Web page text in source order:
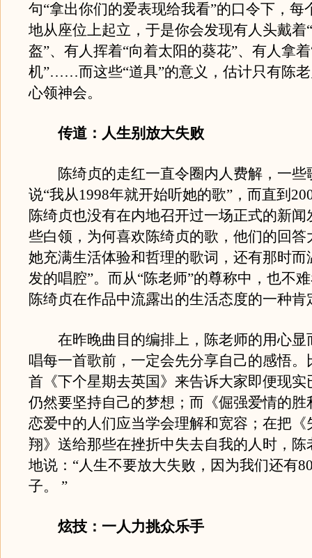
句“拿出你们的爱表现给我看”的口令下，每
地从座位上起立，于是你会发现有人头戴着
盔”、有人挥着“向着太阳的葵花”、有人拿
机”……而这些“道具”的意义，估计只有陈
心领神会。
传道：人生别放大失败
陈绮贞的走红一直令圈内人费解，一些
说“我从1998年就开始听她的歌”，而直到
陈绮贞也没有在内地召开过一场正式的新闻
些白领，为何喜欢陈绮贞的歌，他们的回答
她充满生活体验和哲理的歌词，还有那时而
发的唱腔”。而从“陈老师”的尊称中，也不
陈绮贞在作品中流露出的生活态度的一种肯
在昨晚曲目的编排上，陈老师的用心显
唱每一首歌前，一定会先分享自己的感悟。
首《下个星期去英国》来告诉大家即便现实
仍然要坚持自己的梦想；而《倔强爱情的胜
恋爱中的人们应当学会理解和宽容；在把《
翔》送给那些在挫折中失去自我的人时，陈
地说：“人生不要放大失败，因为我们还有
子。 ”
炫技：一人力挑众乐手